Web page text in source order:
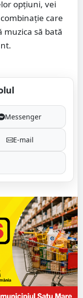
opțiuni, vei
care
muzica să bată
Messenger
E-mail